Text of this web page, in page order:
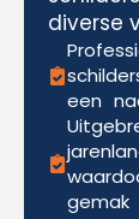
diverse
een
gemak